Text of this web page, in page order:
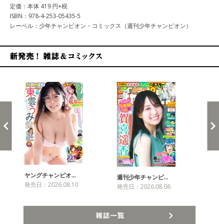
定価：本体 419 円+税
ISBN：978-4-253-05435-5
レーベル：少年チャンピオン・コミックス（週刊少年チャンピオン）
ヤングチャンピオ…
発売日：2026.08.10
週刊少年チャンピ…
発売日：2026.08.06